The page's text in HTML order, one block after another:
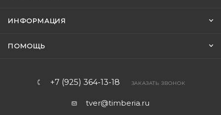
ИНФОРМАЦИЯ
ПОМОЩЬ
+7 (925) 364-13-18 ЗАКАЗАТЬ ЗВОНОК
tver@timberia.ru